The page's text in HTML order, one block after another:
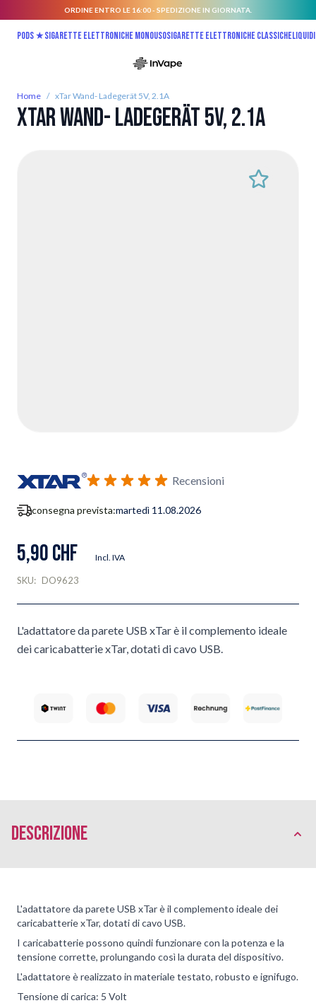
ORDINE ENTRO LE 16:00 - SPEDIZIONE IN GIORNATA.
Pods ★Sigarette elettroniche monousoSigarette elettroniche classiche
Home / xTar Wand- Ladegerät 5V, 2.1A
xTar Wand- Ladegerät 5V, 2.1A
Recensioni
consegna prevista:martedì 11.08.2026
5,90 CHF Incl. IVA
SKU: DO9623
L'adattatore da parete USB xTar è il complemento ideale
dei caricabatterie xTar, dotati di cavo USB.
Descrizione
L'adattatore da parete USB xTar è il complemento ideale dei
caricabatterie xTar, dotati di cavo USB.
I caricabatterie possono quindi funzionare con la potenza e la
tensione corrette, prolungando così la durata del dispositivo.
L'adattatore è realizzato in materiale testato, robusto e ignifugo.
Tensione di carica: 5 Volt